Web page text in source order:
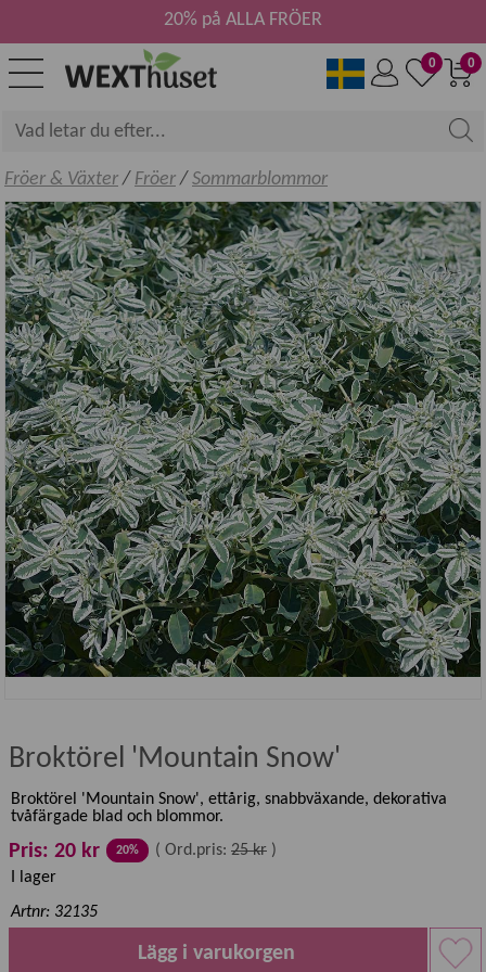
0
0
20% på ALLA FRÖER
Fröer & Växter/ Fröer/ Sommarblommor
Broktörel 'Mountain Snow'
Broktörel 'Mountain Snow', ettårig, snabbväxande, dekorativa
tvåfärgade blad och blommor.
Pris: 20 kr 20% ( Ord.pris: 25 kr )
I lager
Artnr: 32135
Lägg i varukorgen